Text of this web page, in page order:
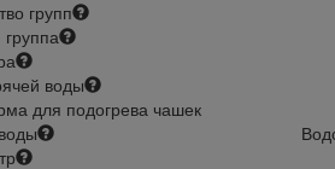
групп
воды
для подогрева чашек